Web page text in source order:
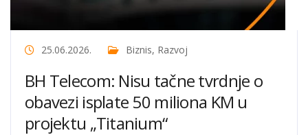
25.06.2026. Biznis, Razvoj
BH Telecom: Nisu tačne tvrdnje o
obavezi isplate 50 miliona KM u
projektu „Titanium“